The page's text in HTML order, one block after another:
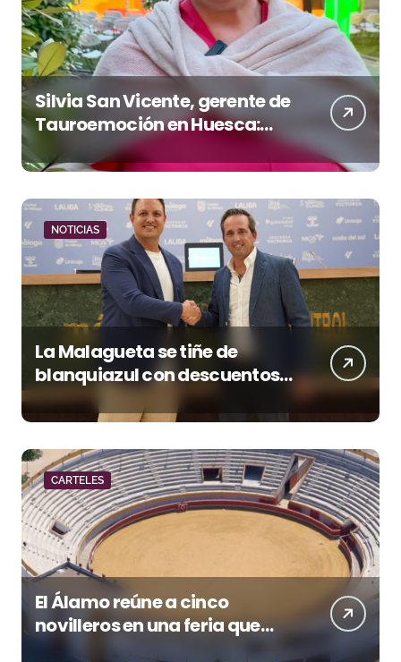
Silvia San Vicente, gerente de
Tauroemoción en Huesca:
«Todas las figuras del toreo
quieren venir a esta feria»
NOTICIAS
La Malagueta se tiñe de
blanquiazul con descuentos
y una corrida homenaje al
Málaga CF
CARTELES
El Álamo reúne a cinco
novilleros en una feria que
vuelve a mirar al futuro